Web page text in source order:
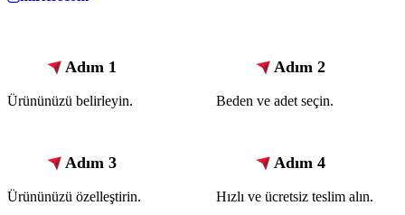
Adım 1
Ürününüzü belirleyin.
Adım 2
Beden ve adet seçin.
Adım 3
Ürününüzü özelleştirin.
Adım 4
Hızlı ve ücretsiz teslim alın.